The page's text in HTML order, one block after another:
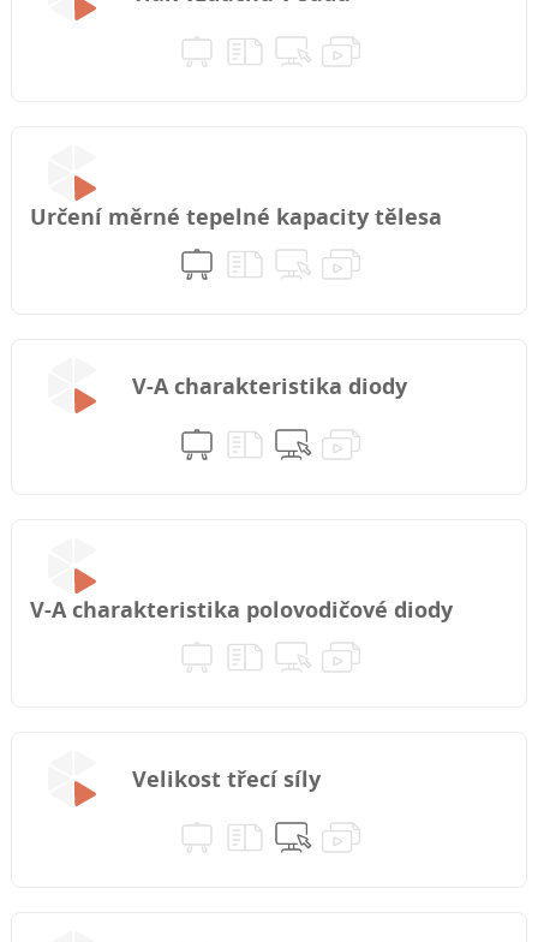
Určení měrné tepelné kapacity tělesa
V-A charakteristika diody
V-A charakteristika polovodičové diody
Velikost třecí síly